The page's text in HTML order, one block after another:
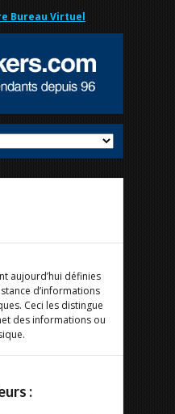
Bureau Virtuel
aujourd’hui définies
d’informations
Ceci les distingue
des informations ou
: